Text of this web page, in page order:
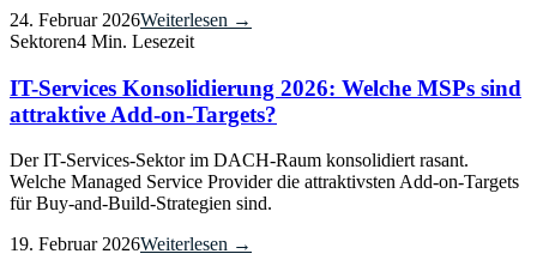
24. Februar 2026Weiterlesen →
Sektoren4 Min. Lesezeit
IT-Services Konsolidierung 2026: Welche MSPs sind
attraktive Add-on-Targets?
Der IT-Services-Sektor im DACH-Raum konsolidiert rasant.
Welche Managed Service Provider die attraktivsten Add-on-Targets
für Buy-and-Build-Strategien sind.
19. Februar 2026Weiterlesen →